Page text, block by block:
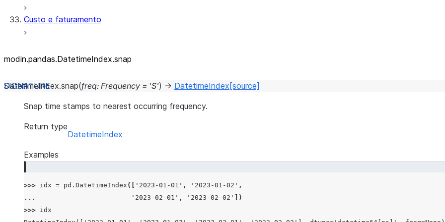
Custo e faturamento
modin.pandas.DatetimeIndex.snap
DatetimeIndex.snap(freq: Frequency = 'S') → DatetimeIndex [source]
Snap time stamps to nearest occurring frequency.
Return type
DatetimeIndex
Examples
>>> idx = pd . DatetimeIndex ([ '2023-01-01' , '2023-01-02' ,
...
'2023-02-01' , '2023-02-02'
])
>>> idx